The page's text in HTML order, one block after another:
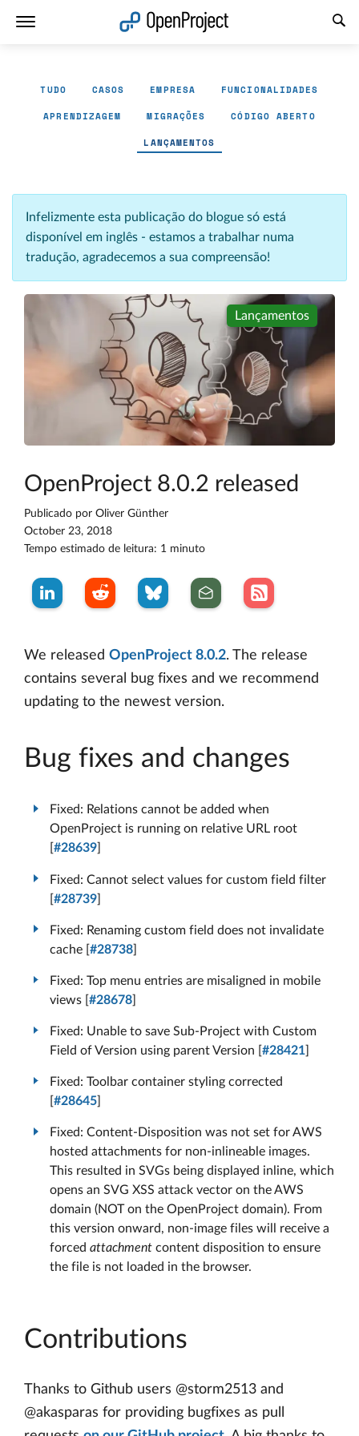
TUDO CASOS EMPRESA FUNCIONALIDADES
APRENDIZAGEM MIGRAÇÕES CÓDIGO ABERTO
LANÇAMENTOS
Infelizmente esta publicação do blogue só está
disponível em inglês - estamos a trabalhar numa
tradução, agradecemos a sua compreensão!
Lançamentos
OpenProject 8.0.2 released
Publicado por Oliver Günther
October 23, 2018
Tempo estimado de leitura: 1 minuto
We released OpenProject 8.0.2. The release
contains several bug fixes and we recommend
updating to the newest version.
Bug fixes and changes
Fixed: Relations cannot be added when
OpenProject is running on relative URL root
#28639
Fixed: Cannot select values for custom field filter
[#28739]
Fixed: Renaming custom field does not invalidate
cache [ #28738
Fixed: Top menu entries are misaligned in mobile
views [ #28678
Fixed: Unable to save Sub-Project with Custom
Field of Version using parent Version [ #28421
Fixed: Toolbar container styling corrected
#28645
Fixed: Content-Disposition was not set for AWS
hosted attachments for non-inlineable images.
This resulted in SVGs being displayed inline, which
opens an SVG XSS attack vector on the AWS
domain (NOT on the OpenProject domain). From
this version onward, non-image files will receive a
forced attachment content disposition to ensure
the file is not loaded in the browser.
Contributions
Thanks to Github users @storm2513 and
@akasparas for providing bugfixes as pull
Abrir a ligação num novo separador